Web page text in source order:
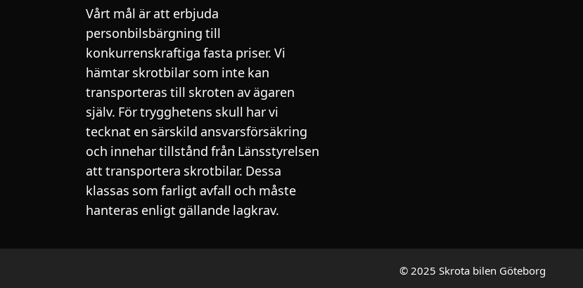
Vårt mål är att erbjuda
personbilsbärgning till
konkurrenskraftiga fasta priser. Vi
hämtar skrotbilar som inte kan
transporteras till skroten av ägaren
själv. För trygghetens skull har vi
tecknat en särskild ansvarsförsäkring
och innehar tillstånd från Länsstyrelsen
att transportera skrotbilar. Dessa
klassas som farligt avfall och måste
hanteras enligt gällande lagkrav.
© 2025 Skrota bilen Göteborg